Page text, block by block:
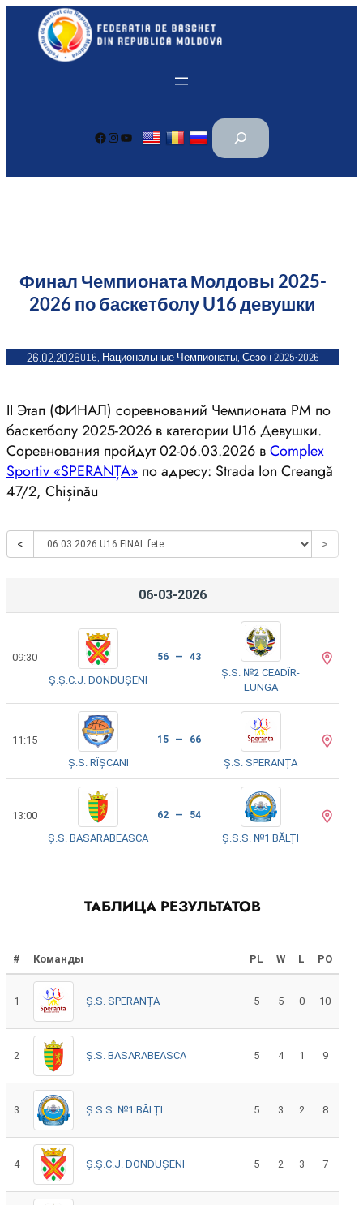
Перейти
содержимому
Facebook Instagram YouTube
П
и
Финал Чемпионата Молдовы 2025-
2026 по баскетболу U16 девушки
26.02.2026U16, Национальные Чемпионаты, Сезон 2025-2026
II Этап (ФИНАЛ) соревнований Чемпионата РМ по
баскетболу 2025-2026 в категории U16 Девушки.
Соревнования пройдут 02-06.03.2026 вComplex
Sportiv «SPERANȚA» по адресу: Strada Ion Creangă
47/2, Chișinău
< >
06-03-2026
09:30
Ș.Ș.C.J. DONDUȘENI
56 — 43
Ș.S. №2 CEADÎR-
LUNGA
11:15
Ș.S. RÎȘCANI
15 — 66
Ș.S. SPERANȚA
13:00
Ș.S. BASARABEASCA
62 — 54
Ș.S.S. №1 BĂLȚI
ТАБЛИЦА РЕЗУЛЬТАТОВ
# Команды PL W L PO
1 Ș.S. SPERANȚA 5 5 0 10
2 Ș.S. BASARABEASCA 5 4 1 9
3 Ș.S.S. №1 BĂLȚI 5 3 2 8
4 Ș.Ș.C.J. DONDUȘENI 5 2 3 7